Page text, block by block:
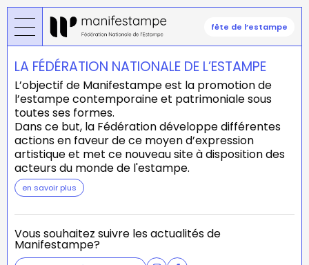
Aller
au
contenu
principal
fête de l’estampe
LA FÉDÉRATION NATIONALE DE L’ESTAMPE
L’objectif de Manifestampe est la promotion de
l’estampe contemporaine et patrimoniale sous
toutes ses formes.
Dans ce but, la Fédération développe différentes
actions en faveur de ce moyen d’expression
artistique et met ce nouveau site à disposition des
acteurs du monde de l'estampe.
en savoir plus
Vous souhaitez suivre les actualités de
Manifestampe?